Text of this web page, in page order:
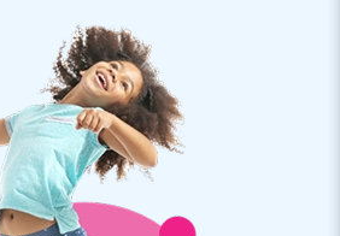
cieszą się dmuchane zamki ze
i przeszkodami mają wszystko, co
od dmuchanej zjeżdżalni po
do skakania i zabawy. I są
motywach, takich jak
Zobacz wszystkie nadmuchiwane